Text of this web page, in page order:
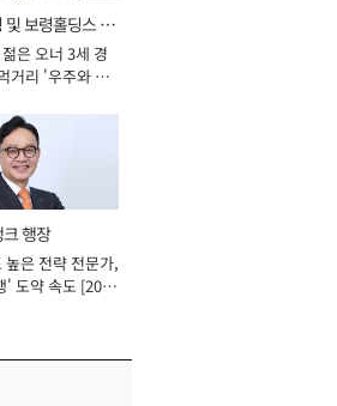
및 보령홀딩스 대
은 오너 3세 경
거리 '우주와 헬
행장
높은 전략 전문가,
' 도약 속도 [2026